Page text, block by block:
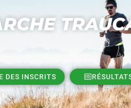
DES INSCRITS